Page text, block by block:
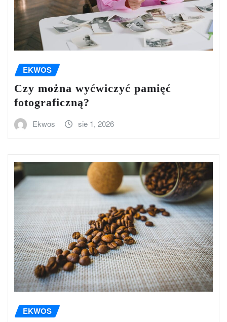
EKWOS
Czy można wyćwiczyć pamięć
fotograficzną?
Ekwos sie 1, 2026
EKWOS